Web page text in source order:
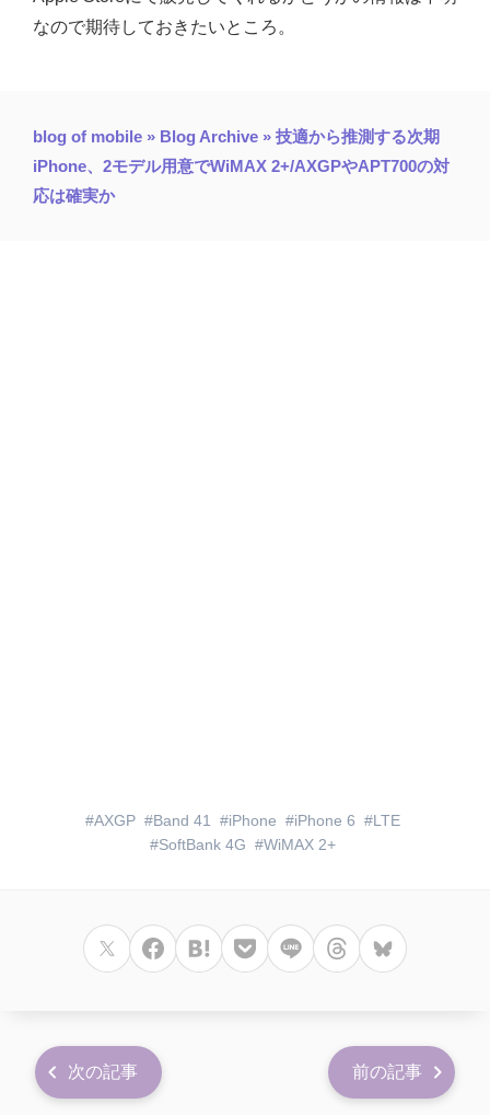
なので期待しておきたいところ。
blog of mobile » Blog Archive » 技適から推測する次期
iPhone、2モデル用意でWiMAX 2+/AXGPやAPT700の対
応は確実か
AXGP Band 41 iPhone iPhone 6
LTE
SoftBank 4G
WiMAX 2+
次の記事 前の記事